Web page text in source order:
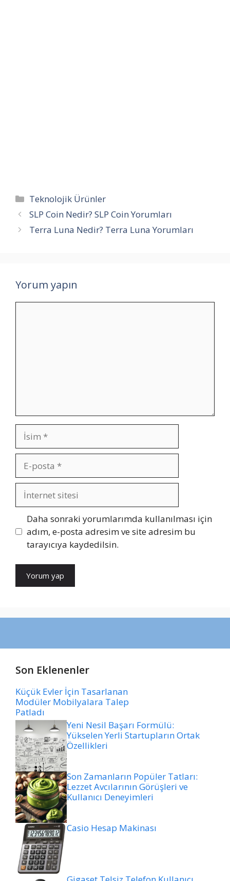
Kategoriler
Teknolojik Ürünler
SLP Coin Nedir? SLP Coin Yorumları
Terra Luna Nedir? Terra Luna Yorumları
Yorum yapın
İsim
posta
İnternet
sitesi
Daha sonraki yorumlarımda kullanılması için
adım, e-posta adresim ve site adresim bu
tarayıcıya kaydedilsin.
Son Eklenenler
Küçük Evler İçin Tasarlanan
Modüler Mobilyalara Talep
Patladı
Yeni Nesil Başarı Formülü:
Yükselen Yerli Startupların Ortak
Özellikleri
Son Zamanların Popüler Tatları:
Lezzet Avcılarının Görüşleri ve
Kullanıcı Deneyimleri
Casio Hesap Makinası